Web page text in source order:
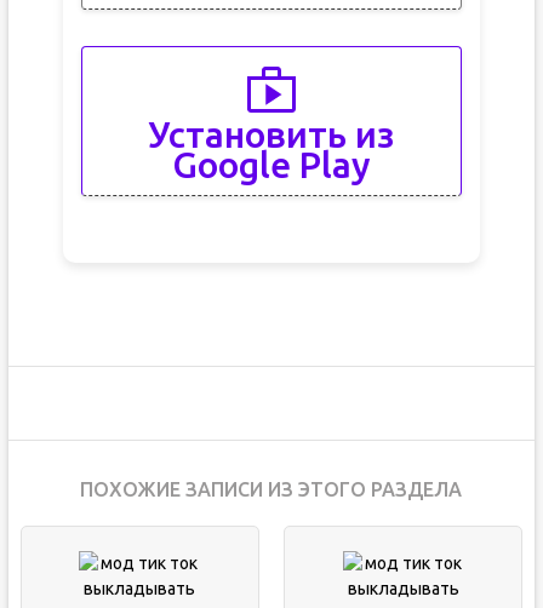
Установить из
Google Play
ПОХОЖИЕ ЗАПИСИ ИЗ ЭТОГО РАЗДЕЛА